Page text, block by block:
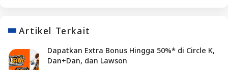
Artikel Terkait
Dapatkan Extra Bonus Hingga 50%* di Circle K,
Dan+Dan, dan Lawson